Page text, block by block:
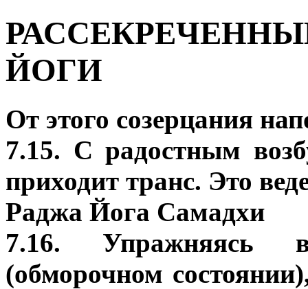
ЙОГИ
От этого созерцания
7.15. С радостным
приходит транс. Это
Раджа Йога Самадхи
7.16. Упражняясь
(обморочном